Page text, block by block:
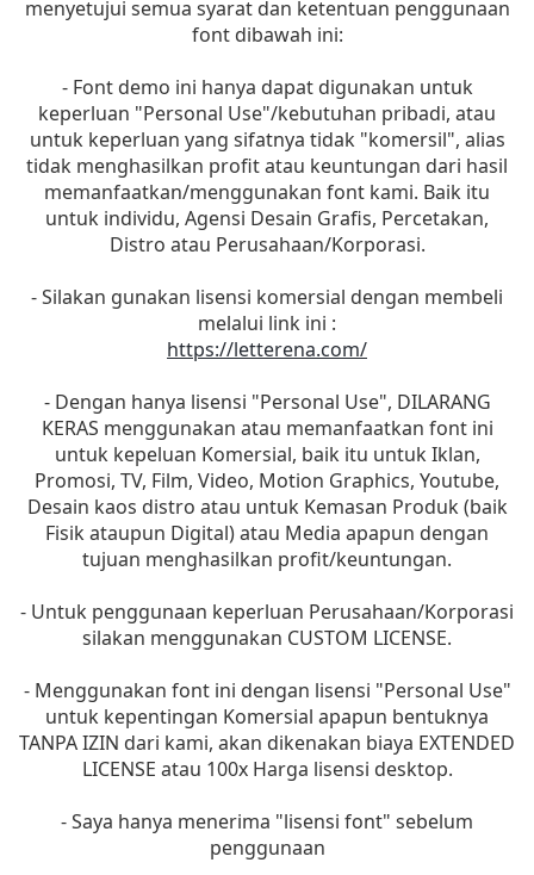
menyetujui semua syarat dan ketentuan penggunaan
font dibawah ini:
- Font demo ini hanya dapat digunakan untuk
keperluan "Personal Use"/kebutuhan pribadi, atau
untuk keperluan yang sifatnya tidak "komersil", alias
tidak menghasilkan profit atau keuntungan dari hasil
memanfaatkan/menggunakan font kami. Baik itu
untuk individu, Agensi Desain Grafis, Percetakan,
Distro atau Perusahaan/Korporasi.
- Silakan gunakan lisensi komersial dengan membeli
melalui link ini :
https://letterena.com/
- Dengan hanya lisensi "Personal Use", DILARANG
KERAS menggunakan atau memanfaatkan font ini
untuk kepeluan Komersial, baik itu untuk Iklan,
Promosi, TV, Film, Video, Motion Graphics, Youtube,
Desain kaos distro atau untuk Kemasan Produk (baik
Fisik ataupun Digital) atau Media apapun dengan
tujuan menghasilkan profit/keuntungan.
- Untuk penggunaan keperluan Perusahaan/Korporasi
silakan menggunakan CUSTOM LICENSE.
- Menggunakan font ini dengan lisensi "Personal Use"
untuk kepentingan Komersial apapun bentuknya
TANPA IZIN dari kami, akan dikenakan biaya EXTENDED
LICENSE atau 100x Harga lisensi desktop.
- Saya hanya menerima "lisensi font" sebelum
penggunaan